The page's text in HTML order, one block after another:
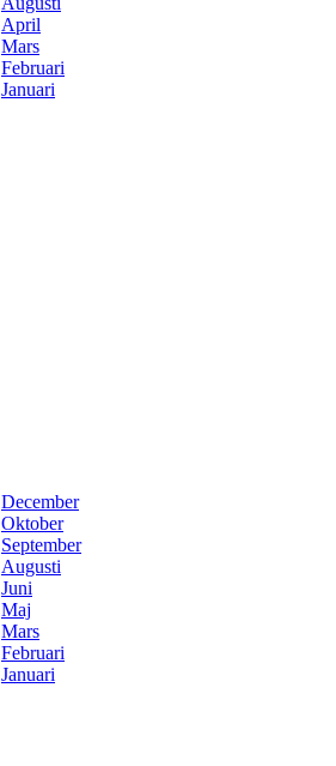
April
Mars
Februari
Januari
December
Oktober
September
Augusti
Juni
Maj
Mars
Februari
Januari